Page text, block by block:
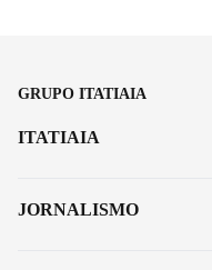
GRUPO ITATIAIA
ITATIAIA
JORNALISMO